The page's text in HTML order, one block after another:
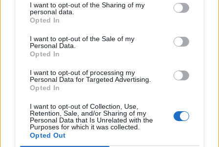
I want to opt-out of the Sharing of my
personal data.
Opted In
I want to opt-out of the Sale of my
Personal Data.
Opted In
I want to opt-out of processing my
Personal Data for Targeted Advertising.
Opted In
I want to opt-out of Collection, Use,
Retention, Sale, and/or Sharing of my
Personal Data that Is Unrelated with the
Purposes for which it was collected.
Opted Out
έχουμε μία καινούργια ΔΕΘ”
05.08.2026 - 14.26